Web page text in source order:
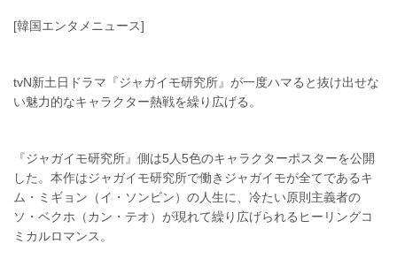
[韓国エンタメニュース]
tvN新土日ドラマ『ジャガイモ研究所』が一度ハマると抜け出せな
い魅力的なキャラクター熱戦を繰り広げる。
『ジャガイモ研究所』側は5人5色のキャラクターポスターを公開
した。本作はジャガイモ研究所で働きジャガイモが全てであるキ
ム・ミギョン（イ・ソンビン）の人生に、冷たい原則主義者の
ソ・ベクホ（カン・テオ）が現れて繰り広げられるヒーリングコ
ミカルロマンス。